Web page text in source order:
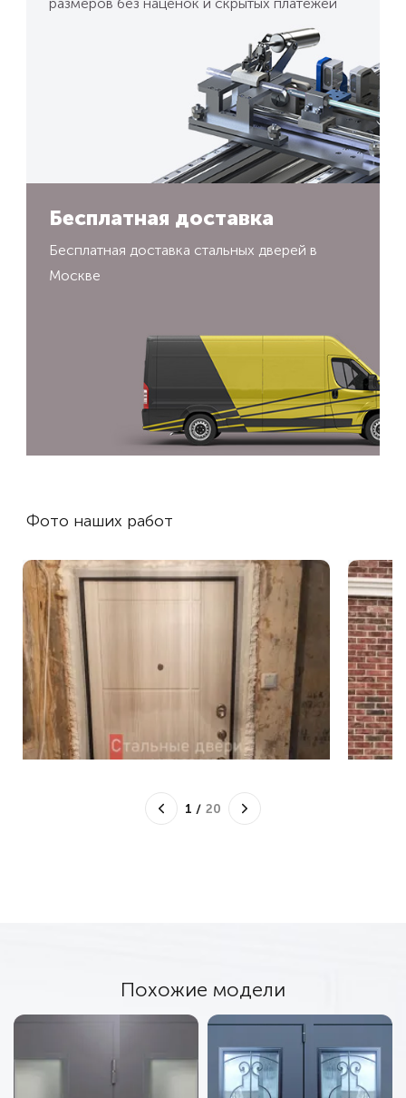
Бесплатная доставка
Бесплатная доставка стальных дверей в
Москве
Фото наших работ
1 / 20
Похожие модели